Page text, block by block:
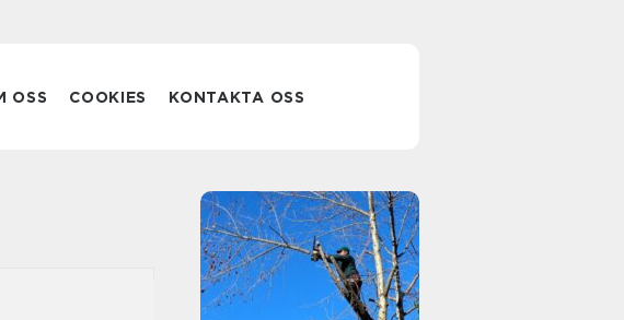
OSS COOKIES KONTAKTA OSS